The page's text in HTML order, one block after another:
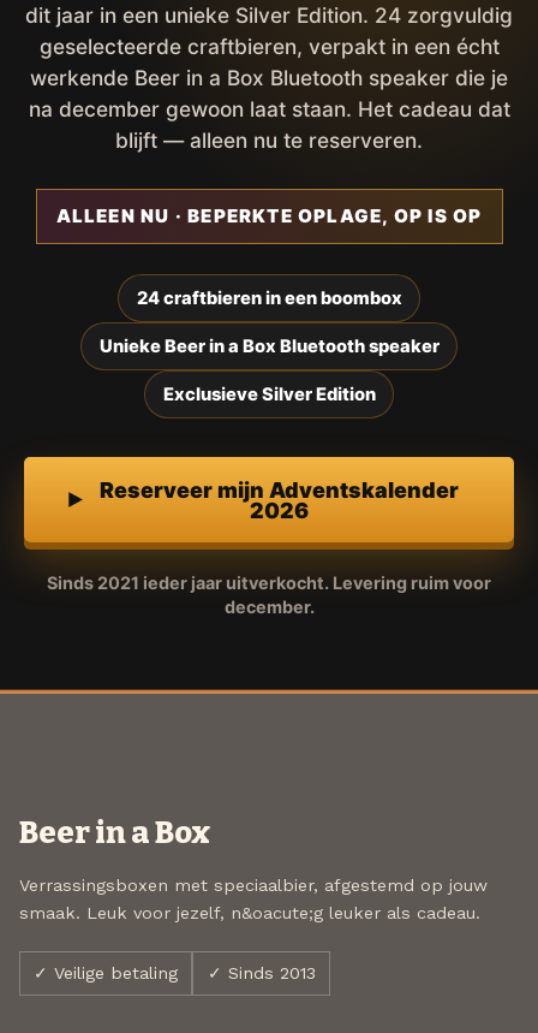
dit jaar in een unieke Silver Edition. 24 zorgvuldig
geselecteerde craftbieren, verpakt in een écht
werkende Beer in a Box Bluetooth speaker die je
na december gewoon laat staan. Het cadeau dat
blijft — alleen nu te reserveren.
ALLEEN NU · BEPERKTE OPLAGE, OP IS OP
24 craftbieren in een boombox
Unieke Beer in a Box Bluetooth speaker
Exclusieve Silver Edition
Reserveer mijn Adventskalender
2026
Sinds 2021 ieder jaar uitverkocht. Levering ruim voor
december.
Beer in a Box
Verrassingsboxen met speciaalbier, afgestemd op jouw
smaak. Leuk voor jezelf, n&oacute;g leuker als cadeau.
✓ Veilige betaling ✓ Sinds 2013